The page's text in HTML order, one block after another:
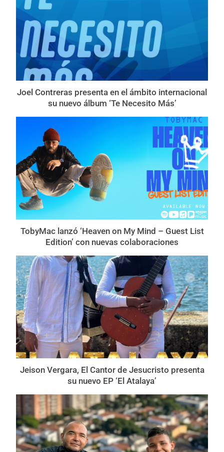
Joel Contreras presenta en el ámbito internacional
su nuevo álbum ‘Te Necesito Más’
TobyMac lanzó ‘Heaven on My Mind – Guest List
Edition’ con nuevas colaboraciones
Jeison Vergara, El Cantor de Jesucristo presenta
su nuevo EP ‘El Atalaya’